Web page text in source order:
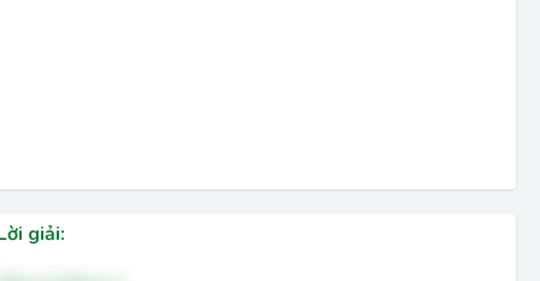
giải: